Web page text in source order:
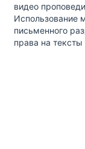
видео
Использование
письменного
права на